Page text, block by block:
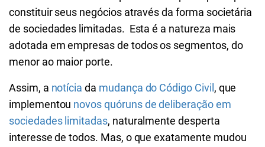
constituir seus negócios através da forma societária
de sociedades limitadas. Esta é a natureza mais
adotada em empresas de todos os segmentos, do
menor ao maior porte.
Assim, a notícia da mudança do Código Civil , que
implementou novos quóruns de deliberação em
sociedades limitadas, naturalmente desperta
interesse de todos. Mas, o que exatamente mudou